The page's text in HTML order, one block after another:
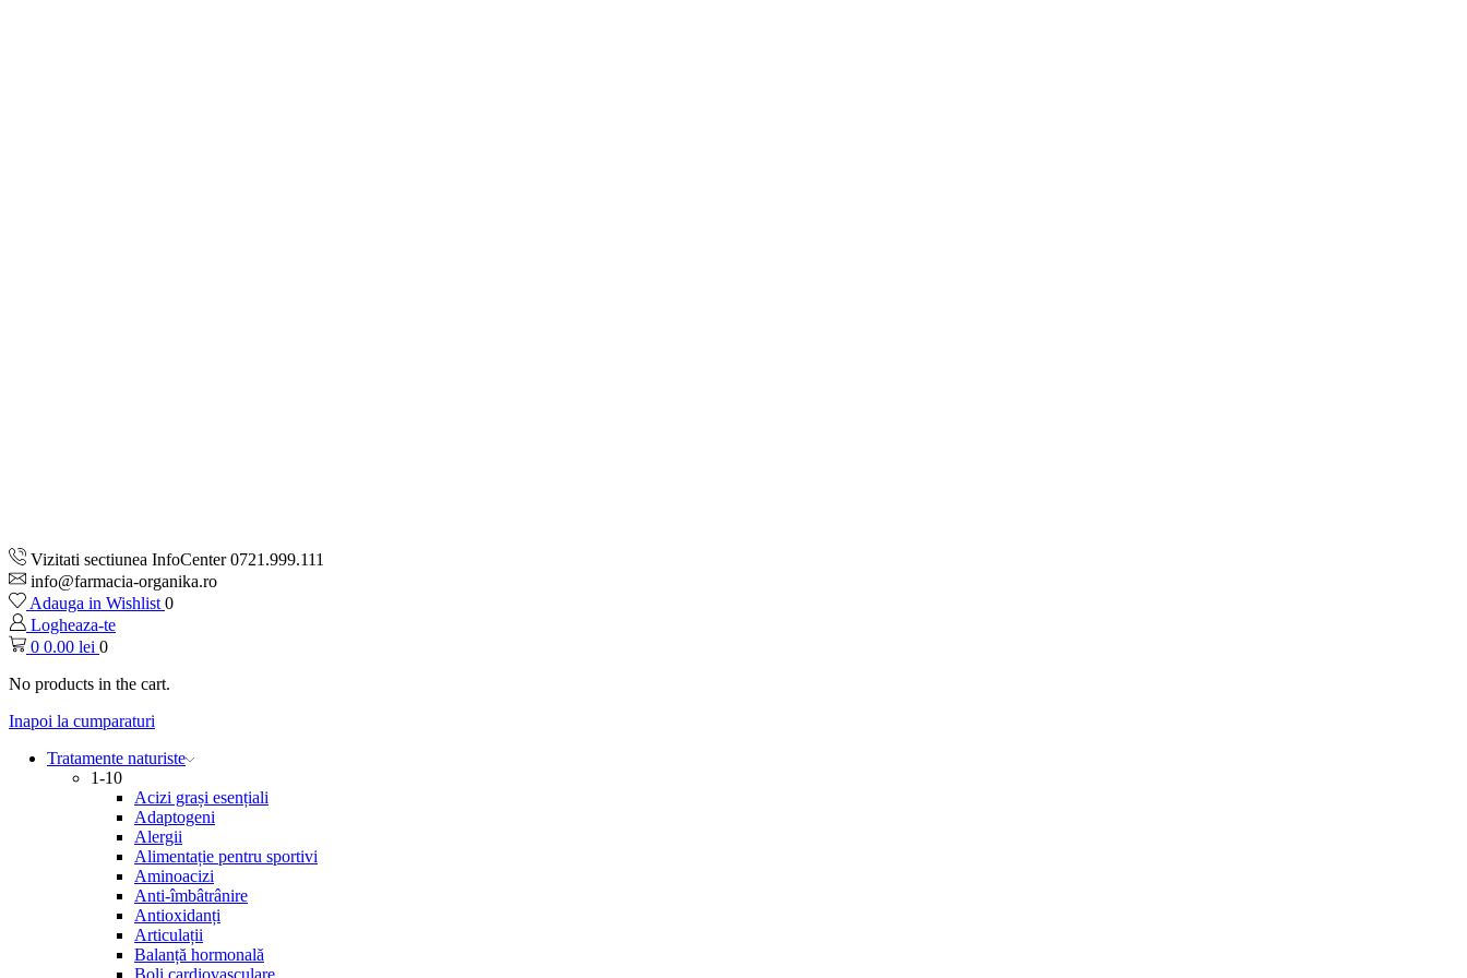
Vizitati sectiunea InfoCenter 0721.999.111
info@farmacia-organika.ro
Adauga in Wishlist 0
Logheaza-te
0 0.00 lei 0
No products in the cart.
Inapoi la cumparaturi
Tratamente naturiste
1-10
Acizi grași esențiali
Adaptogeni
Alergii
Alimentație pentru sportivi
Aminoacizi
Anti-îmbâtrânire
Antioxidanți
Articulații
Balanță hormonală
Boli cardiovasculare